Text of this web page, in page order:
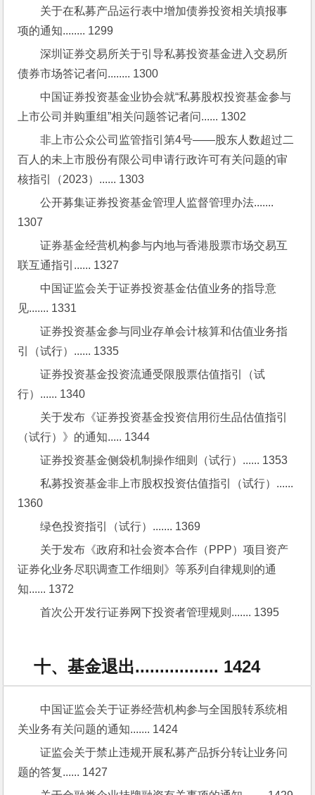
关于在私募产品运行表中增加债券投资相关填报事
项的通知........ 1299
深圳证券交易所关于引导私募投资基金进入交易所
债券市场答记者问........ 1300
中国证券投资基金业协会就“私募股权投资基金参与
上市公司并购重组”相关问题答记者问...... 1302
非上市公众公司监管指引第4号——股东人数超过二
百人的未上市股份有限公司申请行政许可有关问题的审
核指引（2023）...... 1303
公开募集证券投资基金管理人监督管理办法.......
1307
证券基金经营机构参与内地与香港股票市场交易互
联互通指引...... 1327
中国证监会关于证券投资基金估值业务的指导意
见....... 1331
证券投资基金参与同业存单会计核算和估值业务指
引（试行）...... 1335
证券投资基金投资流通受限股票估值指引（试
行）...... 1340
关于发布《证券投资基金投资信用衍生品估值指引
（试行）》的通知..... 1344
证券投资基金侧袋机制操作细则（试行）...... 1353
私募投资基金非上市股权投资估值指引（试行）......
1360
绿色投资指引（试行）....... 1369
关于发布《政府和社会资本合作（PPP）项目资产
证券化业务尽职调查工作细则》等系列自律规则的通
知...... 1372
首次公开发行证券网下投资者管理规则....... 1395
十、基金退出................. 1424
中国证监会关于证券经营机构参与全国股转系统相
关业务有关问题的通知....... 1424
证监会关于禁止违规开展私募产品拆分转让业务问
题的答复...... 1427